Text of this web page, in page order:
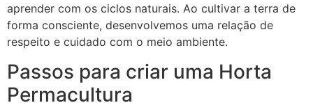
aprender com os ciclos naturais. Ao cultivar a terra de
forma consciente, desenvolvemos uma relação de
respeito e cuidado com o meio ambiente.
Passos para criar uma Horta
Permacultura